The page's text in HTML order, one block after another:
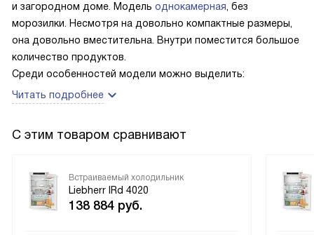
и загородном доме. Модель однокамерная , без
морозилки. Несмотря на довольно компактные размеры,
она довольно вместительна. Внутри поместится большое
количество продуктов.
Среди особенностей модели можно выделить:
Читать подробнее
С этим товаром сравнивают
Встраиваемый холодильник
Liebherr IRd 4020
138 884 руб.